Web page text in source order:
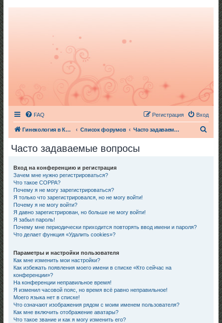
FAQ Вход
Регистрация
Гинекология в Киеве Список форумов Часто задаваемые вопросы
Часто задаваемые вопросы
Вход на конференцию и регистрация
Зачем мне нужно регистрироваться?
Что такое COPPA?
Почему я не могу зарегистрироваться?
Я только что зарегистрировался, но не могу войти!
Почему я не могу войти?
Я давно зарегистрирован, но больше не могу войти!
Я забыл пароль!
Почему мне периодически приходится повторять ввод имени и пароля?
Что делает функция «Удалить cookies»?
Параметры и настройки пользователя
Как мне изменить мои настройки?
Как избежать появления моего имени в списке «Кто сейчас на
конференции»?
На конференции неправильное время!
Я изменил часовой пояс, но время всё равно неправильное!
Моего языка нет в списке!
Что означают изображения рядом с моим именем пользователя?
Как мне включить отображение аватары?
Что такое звание и как я могу изменить его?